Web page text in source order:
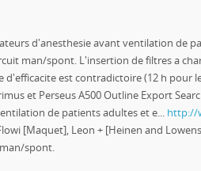
d'anesthesie avant ventilation de
man/spont. L'insertion de filtres a
d'efficacite est contradictoire (12 h pour
et Perseus A500 Outline Export
de patients adultes et e... http://
[Maquet], Leon + [Heinen and
spont.